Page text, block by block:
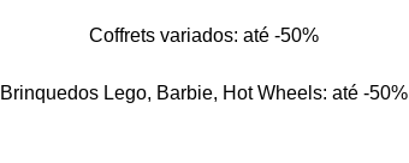
Coffrets variados: até -50%
Brinquedos Lego, Barbie, Hot Wheels: até -50%